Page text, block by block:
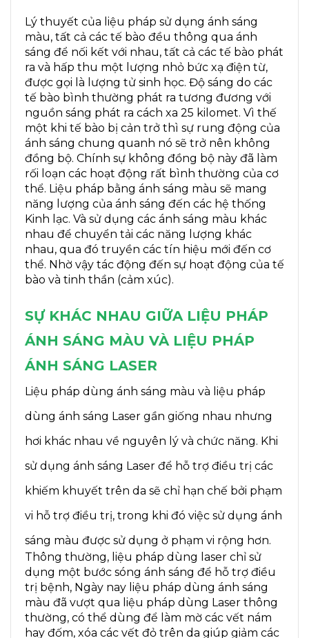
Lý thuyết của liệu pháp sử dụng ánh sáng
màu, tất cả các tế bào đều thông qua ánh
sáng để nối kết với nhau, tất cả các tế bào phát
ra và hấp thu một lượng nhỏ bức xạ điện từ,
được gọi là lượng tử sinh học. Độ sáng do các
tế bào bình thường phát ra tương đương với
nguồn sáng phát ra cách xa 25 kilomet. Vì thế
một khi tế bào bị cản trở thì sự rung động của
ánh sáng chung quanh nó sẽ trở nên không
đồng bộ. Chính sự không đồng bộ này đã làm
rối loạn các hoạt động rất bình thường của cơ
thể. Liệu pháp bằng ánh sáng màu sẽ mang
năng lượng của ánh sáng đến các hệ thống
Kinh lạc. Và sử dụng các ánh sáng màu khác
nhau để chuyển tải các năng lượng khác
nhau, qua đó truyền các tín hiệu mới đến cơ
thể. Nhờ vậy tác động đến sự hoạt động của tế
bào và tinh thần (cảm xúc).
SỰ KHÁC NHAU GIỮA LIỆU PHÁP
ÁNH SÁNG MÀU VÀ LIỆU PHÁP
ÁNH SÁNG LASER
Liệu pháp dùng ánh sáng màu và liệu pháp
dùng ánh sáng Laser gần giống nhau nhưng
hơi khác nhau về nguyên lý và chức năng. Khi
sử dụng ánh sáng Laser để hỗ trợ điều trị các
khiếm khuyết trên da sẽ chỉ hạn chế bởi phạm
vi hỗ trợ điều trị, trong khi đó việc sử dụng ánh
sáng màu được sử dụng ở phạm vi rộng hơn.
Thông thường, liệu pháp dùng laser chỉ sử
dụng một bước sóng ánh sáng để hỗ trợ điều
trị bệnh, Ngày nay liệu pháp dùng ánh sáng
màu đã vượt qua liệu pháp dùng Laser thông
thường, có thể dùng để làm mờ các vết nám
hay đốm, xóa các vết đỏ trên da giúp giảm các